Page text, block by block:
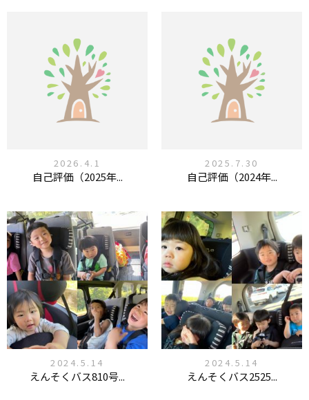
2026.4.1
自己評価（2025年...
2025.7.30
自己評価（2024年...
2024.5.14
えんそくバス810号...
2024.5.14
えんそくバス2525...